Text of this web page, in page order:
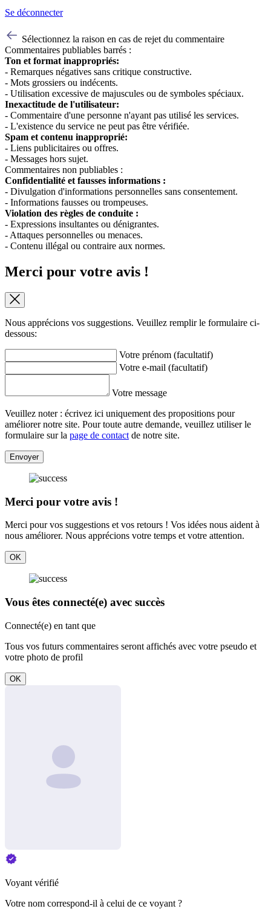
Se déconnecter
Sélectionnez la raison en cas de rejet du commentaire
Commentaires publiables barrés :
Ton et format inappropriés:
- Remarques négatives sans critique constructive.
- Mots grossiers ou indécents.
- Utilisation excessive de majuscules ou de symboles spéciaux.
Inexactitude de l'utilisateur:
- Commentaire d'une personne n'ayant pas utilisé les services.
- L'existence du service ne peut pas être vérifiée.
Spam et contenu inapproprié:
- Liens publicitaires ou offres.
- Messages hors sujet.
Commentaires non publiables :
Confidentialité et fausses informations :
- Divulgation d'informations personnelles sans consentement.
- Informations fausses ou trompeuses.
Violation des règles de conduite :
- Expressions insultantes ou dénigrantes.
- Attaques personnelles ou menaces.
- Contenu illégal ou contraire aux normes.
Merci pour votre avis !
Nous apprécions vos suggestions. Veuillez remplir le formulaire ci-
dessous:
Votre prénom (facultatif)
Votre e-mail (facultatif)
Votre message
Veuillez noter : écrivez ici uniquement des propositions pour
améliorer notre site. Pour toute autre demande, veuillez utiliser le
formulaire sur la page de contact de notre site.
Envoyer
Merci pour votre avis !
Merci pour vos suggestions et vos retours ! Vos idées nous aident à
nous améliorer. Nous apprécions votre temps et votre attention.
OK
Vous êtes connecté(e) avec succès
Connecté(e) en tant que
Tous vos futurs commentaires seront affichés avec votre pseudo et
votre photo de profil
OK
Voyant vérifié
Votre nom correspond-il à celui de ce voyant ?